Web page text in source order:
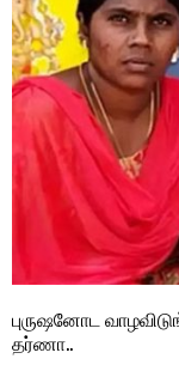
புருஷனோட
தர்ணா..